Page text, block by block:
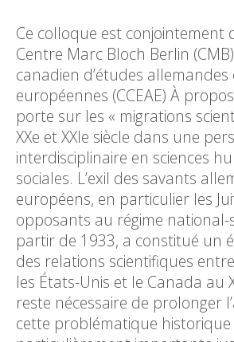
Ce colloque est conjointement
Centre Marc Bloch Berlin
canadien d’études allemandes
européennes (CCEAE) À
porte sur les « migrations
XXe et XXIe siècle dans une
interdisciplinaire en sciences
sociales. L’exil des savants
européens, en particulier les
opposants au régime national-
partir de 1933, a constitué un
des relations scientifiques
les États-Unis et le Canada au
reste nécessaire de prolonger
cette problématique historique